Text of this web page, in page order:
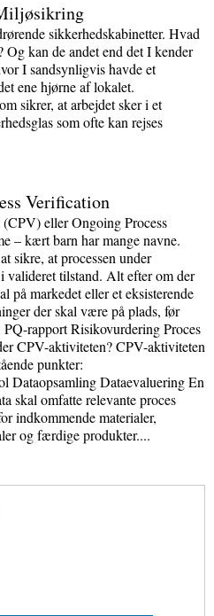
sikkerhedskabinetter. Hvad
kan de andet end det I kender
I sandsynligvis havde et
ene hjørne af lokalet.
sikrer, at arbejdet sker i et
som ofte kan rejses
Verification
eller Ongoing Process
– kært barn har mange navne.
sikre, at processen under
tilstand. Alt efter om der
på markedet eller et eksisterende
der skal være på plads, før
rapport Risikovurdering Proces
CPV-aktiviteten? CPV-aktiviteten
nedenstående punkter:
Dataevaluering En
skal omfatte relevante proces
indkommende materialer,
og færdige produkter....